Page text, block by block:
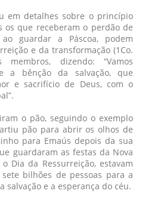
em detalhes sobre o princípio
os que receberam o perdão de
guardar a Páscoa, podem
e da transformação (1Co.
dizendo: “Vamos
a bênção da salvação, que
e sacrifício de Deus, com o
o pão, seguindo o exemplo
pão para abrir os olhos de
para Emaús depois da sua
guardaram as festas da Nova
Dia da Ressurreição, estavam
bilhões de pessoas para a
salvação e a esperança do céu.